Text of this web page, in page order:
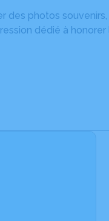
des photos
dédié à